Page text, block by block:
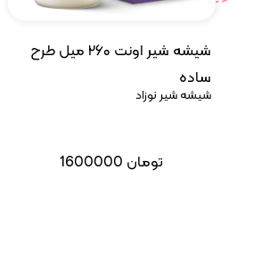
شیشه شیر اونت ۲۶۰ میل طرح
ساده
شیشه شیر نوزاد
1600000 تومان